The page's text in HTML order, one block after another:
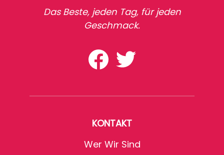
Das Beste, jeden Tag, für jeden
Geschmack.
KONTAKT
Wer Wir Sind